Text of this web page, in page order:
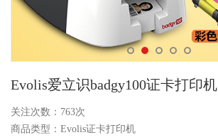
Evolis爱立识badgy100证卡打印机
关注次数： 763次
商品类型：Evolis证卡打印机